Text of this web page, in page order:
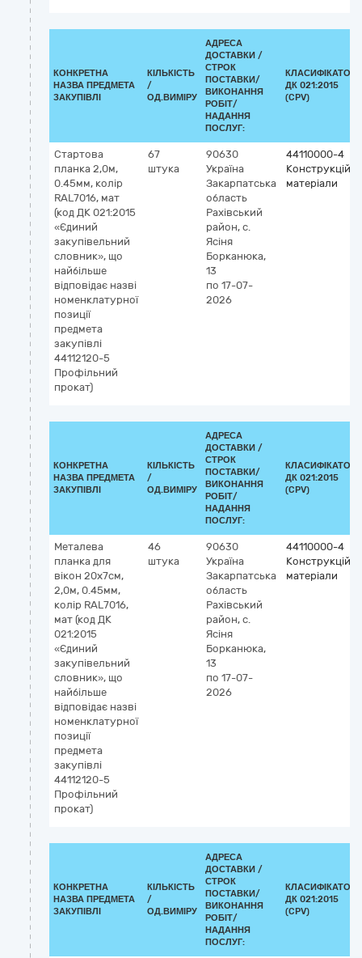
КОНКРЕТНА
НАЗВА ПРЕДМЕТА
ЗАКУПІВЛІ
КІЛЬКІСТЬ
/
ОД.ВИМІРУ
АДРЕСА
ДОСТАВКИ /
СТРОК
ПОСТАВКИ/
ВИКОНАННЯ
РОБІТ/
НАДАННЯ
ПОСЛУГ:
КЛАСИФІКАТОР
ДК 021:2015
(CPV)
Стартова
планка 2,0м,
0.45мм, колір
RAL7016, мат
(код ДК 021:2015
«Єдиний
закупівельний
словник», що
найбільше
відповідає назві
номенклатурної
позиції
предмета
закупівлі
44112120-5
Профільний
прокат)
67
штука
90630
Україна
Закарпатська
область
Рахівський
район, с.
Ясіня
Борканюка,
13
по 17-07-
2026
44110000-4
Конструкційні
матеріали
КОНКРЕТНА
НАЗВА ПРЕДМЕТА
ЗАКУПІВЛІ
КІЛЬКІСТЬ
/
ОД.ВИМІРУ
АДРЕСА
ДОСТАВКИ /
СТРОК
ПОСТАВКИ/
ВИКОНАННЯ
РОБІТ/
НАДАННЯ
ПОСЛУГ:
КЛАСИФІКАТОР
ДК 021:2015
(CPV)
Металева
планка для
вікон 20х7см,
2,0м, 0.45мм,
колір RAL7016,
мат (код ДК
021:2015
«Єдиний
закупівельний
словник», що
найбільше
відповідає назві
номенклатурної
позиції
предмета
закупівлі
44112120-5
Профільний
прокат)
46
штука
90630
Україна
Закарпатська
область
Рахівський
район, с.
Ясіня
Борканюка,
13
по 17-07-
2026
44110000-4
Конструкційні
матеріали
КОНКРЕТНА
НАЗВА ПРЕДМЕТА
ЗАКУПІВЛІ
КІЛЬКІСТЬ
/
ОД.ВИМІРУ
АДРЕСА
ДОСТАВКИ /
СТРОК
ПОСТАВКИ/
ВИКОНАННЯ
РОБІТ/
НАДАННЯ
ПОСЛУГ:
КЛАСИФІКАТОР
ДК 021:2015
(CPV)